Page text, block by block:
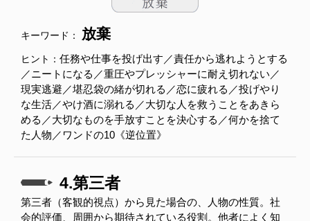
キーワード： 放棄
ヒント： 任務や仕事を投げ出す／責任から逃れようとする
／ニートになる／重圧やプレッシャーに耐え切れない／
現実逃避／堪忍袋の緒が切れる／恋に疲れる／投げやり
な生活／やけ酒に溺れる／大切な人を救うことをあきら
める／大切なものを手放すことを決心する／何かを捨て
た人物／ワンドの10《逆位置》
4.第三者
第三者（客観的視点）から見た場合の、人物の性質。社
会的評価、周囲から期待されている役割。他者によく知